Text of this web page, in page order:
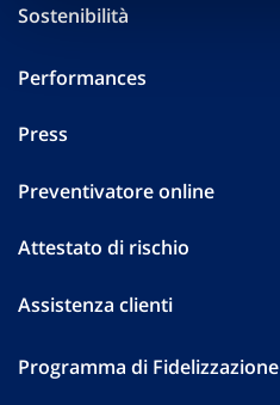
Sostenibilità
Performances
Press
Preventivatore online
Attestato di rischio
Assistenza clienti
Programma di Fidelizzazione